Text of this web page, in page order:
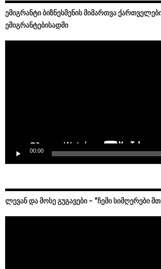
ᲔᲛᲘᲒᲠᲐᲜᲢᲘ ᲑᲘᲖᲜᲔᲡᲛᲔᲜᲘᲡ ᲛᲘᲛᲐᲠᲗᲕᲐ
ᲔᲛᲘᲒᲠᲐᲜᲢᲔᲑᲘᲡᲐᲓᲛᲘ
00:00
ᲚᲔᲕᲐᲜ ᲓᲐ ᲛᲝᲡᲔ ᲒᲣᲒᲐᲕᲔᲑᲘ – “ᲩᲔᲛᲘ ᲡᲘᲛᲦᲔᲠᲔᲑᲘ